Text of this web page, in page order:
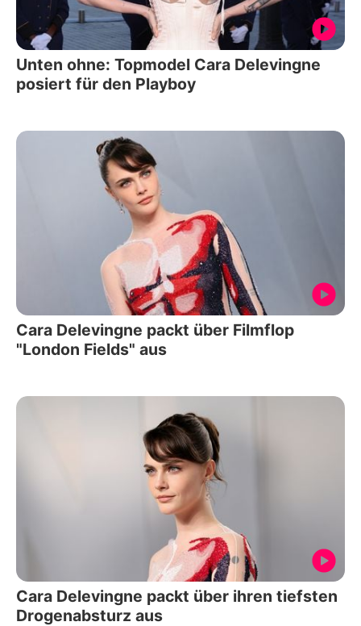
Unten ohne: Topmodel Cara Delevingne
posiert für den Playboy
Cara Delevingne packt über Filmflop
"London Fields" aus
Cara Delevingne packt über ihren tiefsten
Drogenabsturz aus